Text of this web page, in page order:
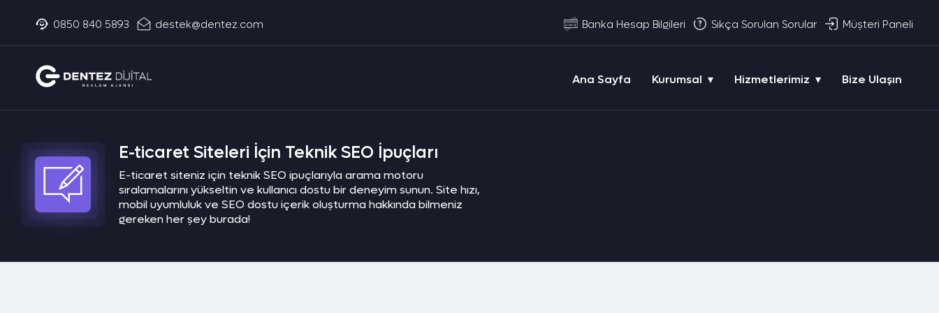
0850 840 5893 destek@dentez.com Banka Hesap Bilgileri Sıkça Sorulan Sorular Müşteri Paneli
Ana Sayfa Kurumsal Hizmetlerimiz Bize Ulaşın
E-ticaret Siteleri İçin Teknik SEO İpuçları
E-ticaret siteniz için teknik SEO ipuçlarıyla arama motoru
sıralamalarını yükseltin ve kullanıcı dostu bir deneyim sunun. Site hızı,
mobil uyumluluk ve SEO dostu içerik oluşturma hakkında bilmeniz
gereken her şey burada!